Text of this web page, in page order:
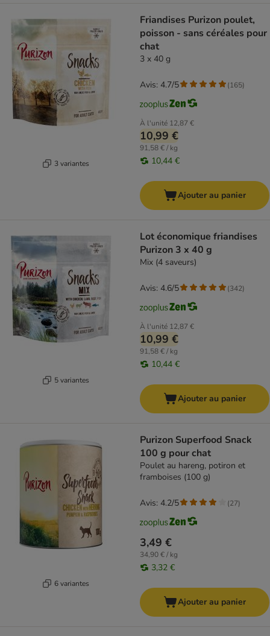
3 variantes
Friandises Purizon poulet,
poisson - sans céréales pour
chat
3 x 40 g
À l'unité 12,87 €
10,99 €
91,58 € / kg
10,44 €
Avis: 4.7/5 (165)
Ajouter au panier
5 variantes
Lot économique friandises
Purizon 3 x 40 g
Mix (4 saveurs)
À l'unité 12,87 €
10,99 €
91,58 € / kg
10,44 €
Avis: 4.6/5 (342)
Ajouter au panier
6 variantes
Purizon Superfood Snack
100 g pour chat
Poulet au hareng, potiron et
framboises (100 g)
3,49 €
34,90 € / kg
3,32 €
Avis: 4.2/5 (27)
Ajouter au panier